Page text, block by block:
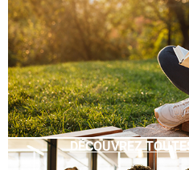
DÉCOUVREZ